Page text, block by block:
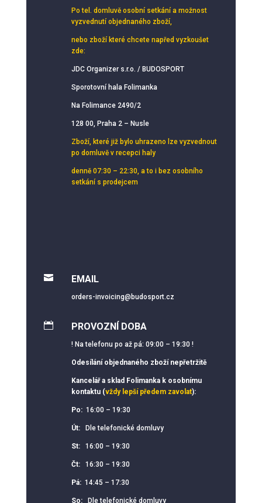
Po tel. domluvě osobní setkánía možnost
vyzvednutí objednaného zboží,
nebo zboží které chcete napřed vyzkoušet
zde:
JDC Organizer s.r.o. / BUDOSPORT
Sporotovní hala Folimanka
Na Folimance 2490/2
128 00, Praha 2 – Nusle
Zboží, které již bylo uhrazeno lze vyzvednout
po domluvě v recepci haly
denně 07:30 – 22:30, a to i bez osobního
setkání s prodejcem
 EMAIL
orders-invoicing@budosport.cz
 PROVOZNÍ DOBA
! Na telefonu po až pá: 09:00 – 19:30 !
Odesílání objednaného zboží nepřetržitě
Kancelář a sklad Folimanka k osobnímu
kontaktu (vždy lepší předem zavolat):
Po: 16:00 – 19:30
Út:Dle telefonické domluvy
St: 16:00 – 19:30
Čt: 16:30 – 19:30
Pá:14:45 – 17:30
So: Dle telefonické domluvy